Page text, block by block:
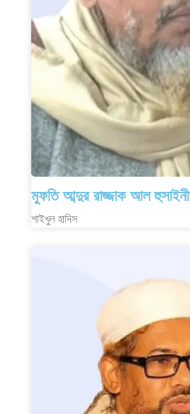
মুফতি আব্দুর রাজ্জাক আল হুসাইনী
শাইখুল হাদিস